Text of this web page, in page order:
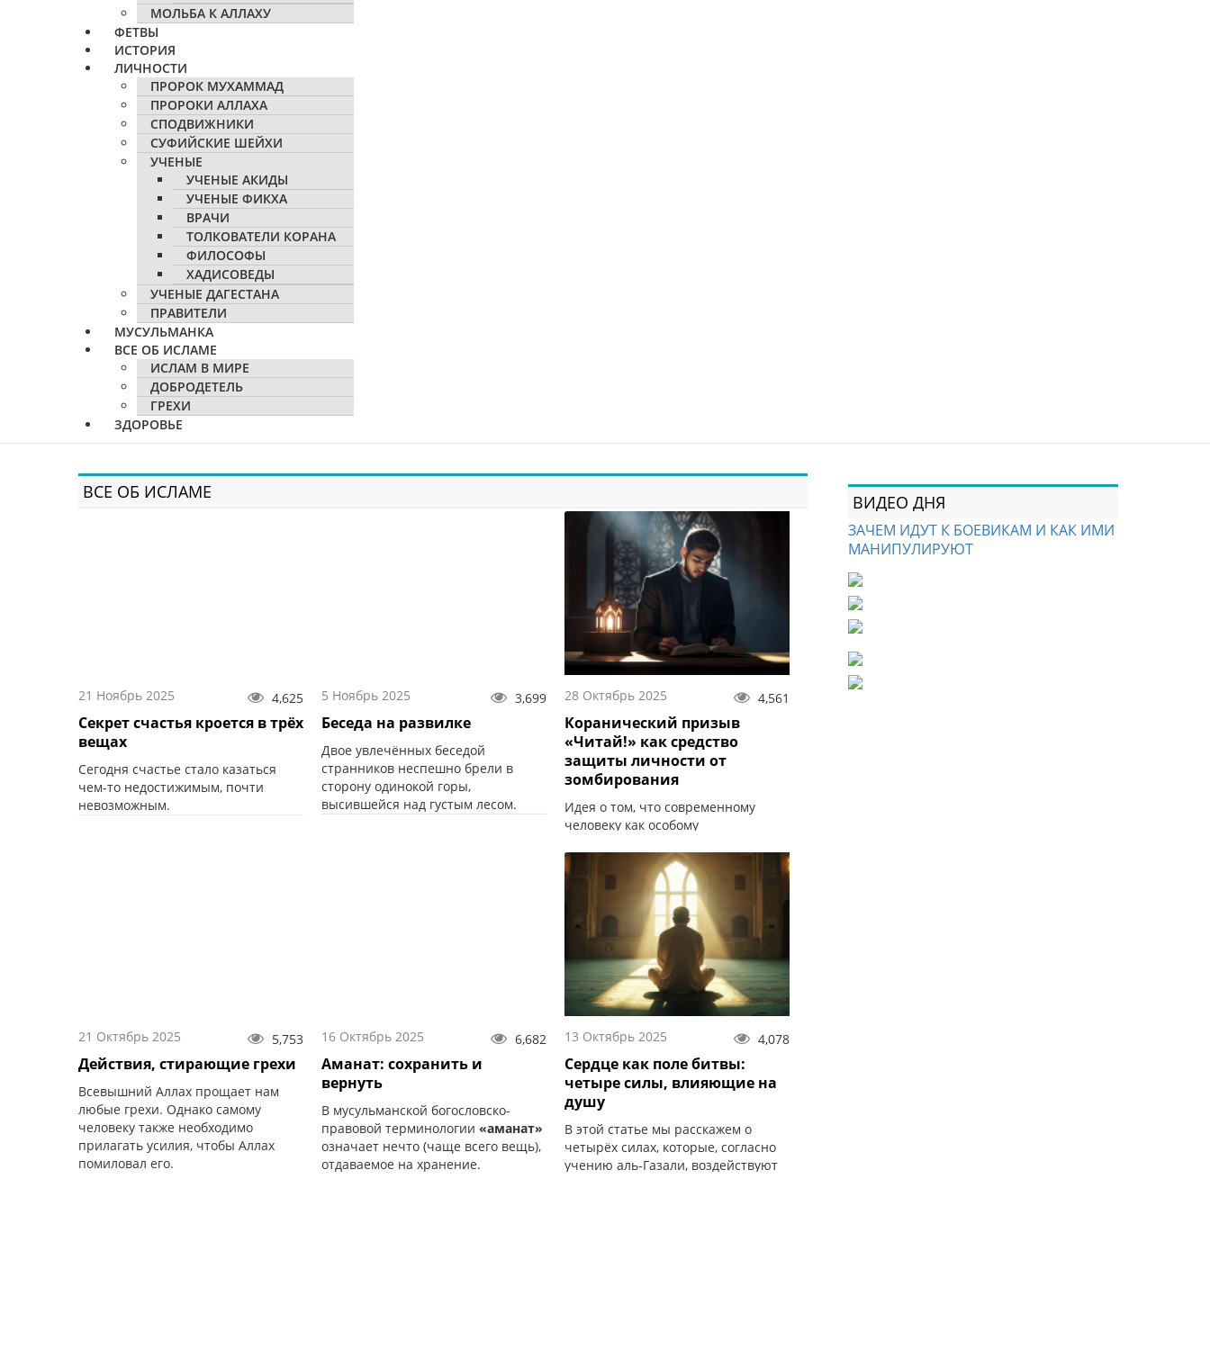
МОЛЬБА К АЛЛАХУ
ФЕТВЫ
ИСТОРИЯ
ЛИЧНОСТИ
ПРОРОК МУХАММАД
ПРОРОКИ АЛЛАХА
СПОДВИЖНИКИ
СУФИЙСКИЕ ШЕЙХИ
УЧЕНЫЕ
УЧЕНЫЕ АКИДЫ
УЧЕНЫЕ ФИКХА
ВРАЧИ
ТОЛКОВАТЕЛИ КОРАНА
ФИЛОСОФЫ
ХАДИСОВЕДЫ
УЧЕНЫЕ ДАГЕСТАНА
ПРАВИТЕЛИ
МУСУЛЬМАНКА
ВСЕ ОБ ИСЛАМЕ
ИСЛАМ В МИРЕ
ДОБРОДЕТЕЛЬ
ГРЕХИ
ЗДОРОВЬЕ
ВСЕ ОБ ИСЛАМЕ
21 Ноябрь 2025 4,625
Секрет счастья кроется в трёх
вещах
Сегодня счастье стало казаться
чем-то недостижимым, почти
невозможным.
5 Ноябрь 2025 3,699
Беседа на развилке
Двое увлечённых беседой
странников неспешно брели в
сторону одинокой горы,
высившейся над густым лесом.
28 Октябрь 2025 4,561
Коранический призыв
«Читай!» как средство
защиты личности от
зомбирования
Идея о том, что современному
человеку как особому
духовное и физическое
уничтожение...
21 Октябрь 2025 5,753
Действия, стирающие грехи
Всевышний Аллах прощает нам
любые грехи. Однако самому
человеку также необходимо
прилагать усилия, чтобы Аллах
помиловал его.
16 Октябрь 2025 6,682
Аманат: сохранить и
вернуть
В мусульманской богословско-
правовой терминологии «аманат»
означает нечто (чаще всего вещь),
отдаваемое на хранение.
13 Октябрь 2025 4,078
Сердце как поле битвы:
четыре силы, влияющие на
душу
В этой статье мы расскажем о
четырёх силах, которые, согласно
учению аль-Газали, воздействуют
ВИДЕО ДНЯ
ЗАЧЕМ ИДУТ К БОЕВИКАМ И КАК ИМИ
МАНИПУЛИРУЮТ